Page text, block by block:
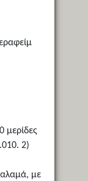
μερίδες
2)
με